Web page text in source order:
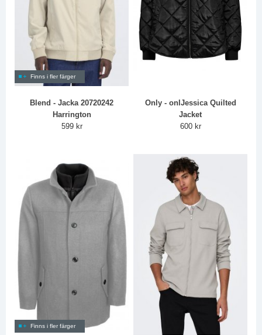
Finns i fler färger
Blend - Jacka 20720242
Harrington
599 kr
Only - onlJessica Quilted
Jacket
600 kr
Finns i fler färger